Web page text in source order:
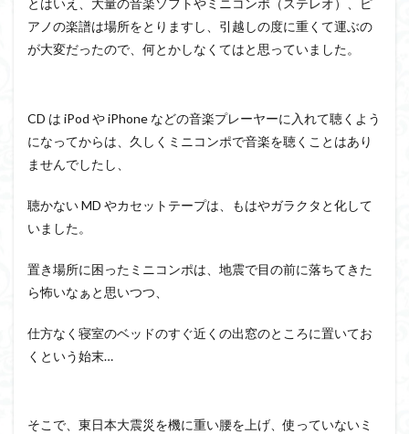
とはいえ、大量の音楽ソフトやミニコンポ（ステレオ）、ピ
アノの楽譜は場所をとりますし、引越しの度に重くて運ぶの
が大変だったので、何とかしなくてはと思っていました。
CD は iPod や iPhone などの音楽プレーヤーに入れて聴くよう
になってからは、久しくミニコンポで音楽を聴くことはあり
ませんでしたし、
聴かない MD やカセットテープは、もはやガラクタと化して
いました。
置き場所に困ったミニコンポは、地震で目の前に落ちてきた
ら怖いなぁと思いつつ、
仕方なく寝室のベッドのすぐ近くの出窓のところに置いてお
くという始末…
そこで、東日本大震災を機に重い腰を上げ、使っていないミ